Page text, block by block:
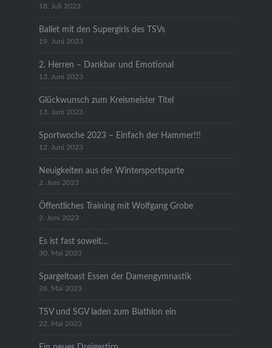
18. Juli 2023
Ballet mit den Supergirls des TSVs
19. Juni 2023
2. Herren – Dankbar und Emotional
13. Juni 2023
Glückwunsch zum Kreismeister Titel
13. Juni 2023
Sportwoche 2023 – Einfach der Hammer!!!
12. Juni 2023
Neuigkeiten aus der Wintersportsparte
2. Juni 2023
Öffentliches Training mit Wolfgang Grobe
2. Juni 2023
Es ist fast soweit…
30. Mai 2023
Spargeltoast Essen der Damengymnastik
28. Mai 2023
TSV und SGV laden zum Biathlon ein
22. Mai 2023